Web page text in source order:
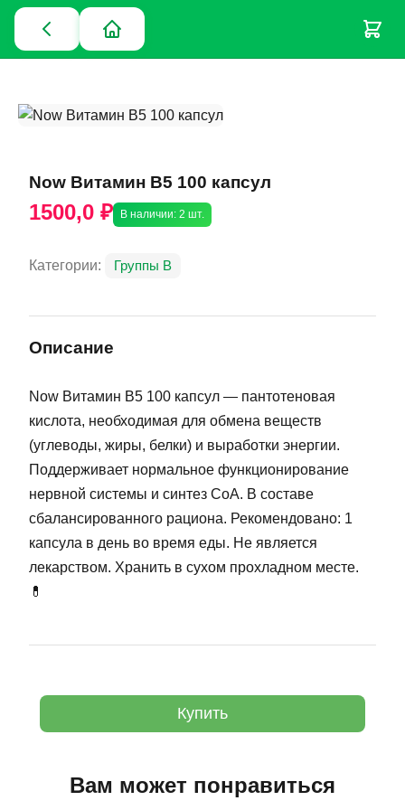
Now Витамин В5 100 капсул
1500,0 ₽ В наличии: 2 шт.
Категории: Группы В
Описание
Now Витамин В5 100 капсул — пантотеновая
кислота, необходимая для обмена веществ
(углеводы, жиры, белки) и выработки энергии.
Поддерживает нормальное функционирование
нервной системы и синтез CoA. В составе
сбалансированного рациона. Рекомендовано: 1
капсула в день во время еды. Не является
лекарством. Хранить в сухом прохладном месте.
💊
Купить
Вам может понравиться